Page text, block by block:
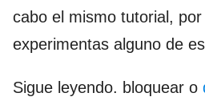
cabo el mismo tutorial,
experimentas alguno de
Sigue leyendo. bloquear o